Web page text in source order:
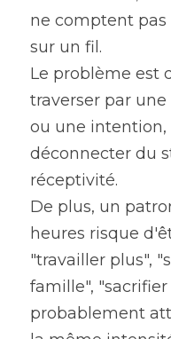
ne comptent
sur un fil.
Le problème est
traverser par
ou une
déconnecter du
réceptivité.
De plus, un
heures risque
"travailler plus",
famille", "sacrifier
probablement